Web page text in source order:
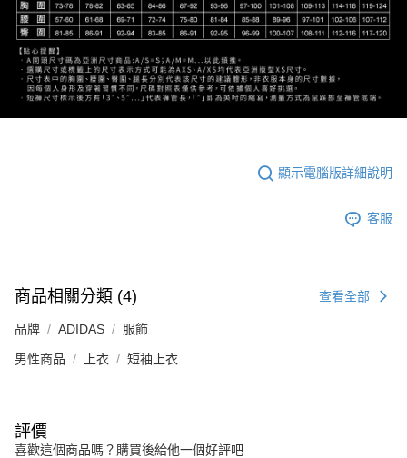
顯示電腦版詳細說明
客服
商品相關分類 (4) 查看全部
品牌 ADIDAS 服飾
男性商品 上衣 短袖上衣
評價
喜歡這個商品嗎？購買後給他一個好評吧